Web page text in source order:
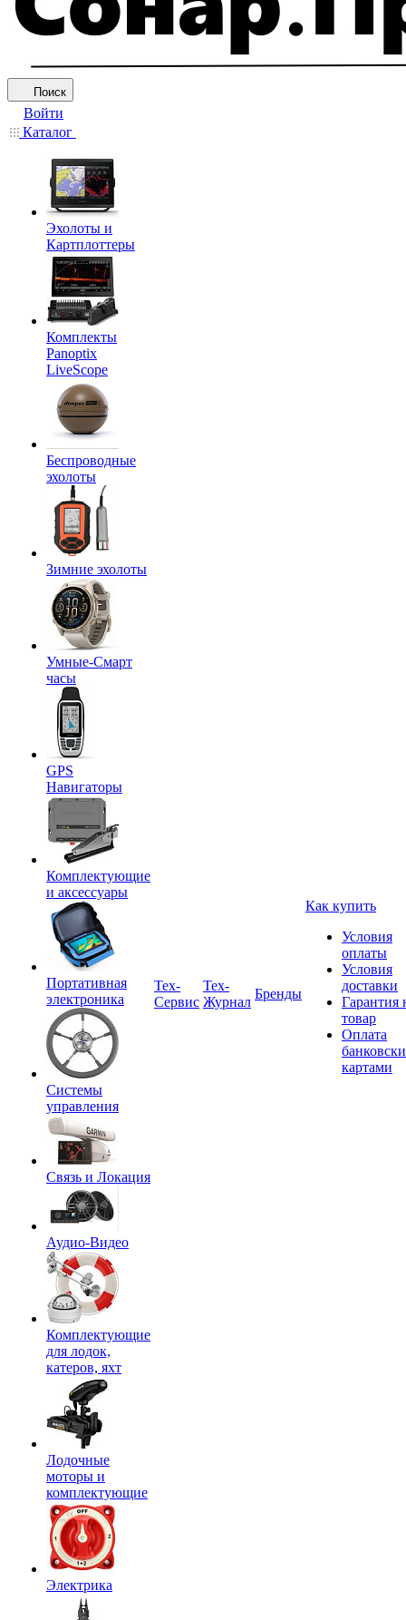
Поиск
Войти
Каталог
Эхолоты и
Картплоттеры
Комплекты
Panoptix
LiveScope
Беспроводные
эхолоты
Зимние эхолоты
Умные-Смарт
часы
GPS
Навигаторы
Комплектующие
и аксессуары
Портативная
электроника
Системы
управления
Связь и Локация
Аудио-Видео
Комплектующие
для лодок,
катеров, яхт
Лодочные
моторы и
комплектующие
Электрика
Tex-
Сервис
Тех-
Журнал
Бренды
Как купить
Условия
оплаты
Условия
доставки
Гарантия
товар
Оплата
картами